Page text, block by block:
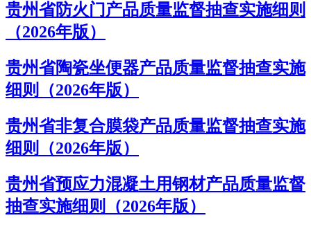
贵州省防火门产品质量监督抽查实施细则
（2026年版）
贵州省陶瓷坐便器产品质量监督抽查实施
细则（2026年版）
贵州省非复合膜袋产品质量监督抽查实施
细则（2026年版）
贵州省预应力混凝土用钢材产品质量监督
抽查实施细则（2026年版）